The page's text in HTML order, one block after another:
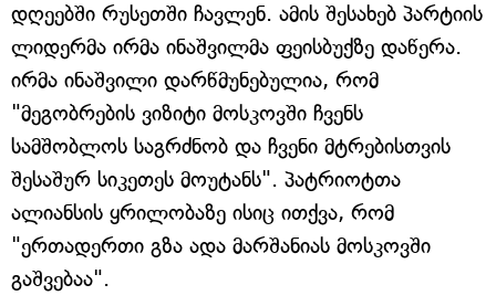
დღეებში რუსეთში ჩავლენ. ამის შესახებ პარტიის
ლიდერმა ირმა ინაშვილმა ფეისბუქზე დაწერა.
ირმა ინაშვილი დარწმუნებულია, რომ
"მეგობრების ვიზიტი მოსკოვში ჩვენს
სამშობლოს საგრძნობ და ჩვენი მტრებისთვის
შესაშურ სიკეთეს მოუტანს". პატრიოტთა
ალიანსის ყრილობაზე ისიც ითქვა, რომ
"ერთადერთი გზა ადა მარშანიას მოსკოვში
გაშვებაა".